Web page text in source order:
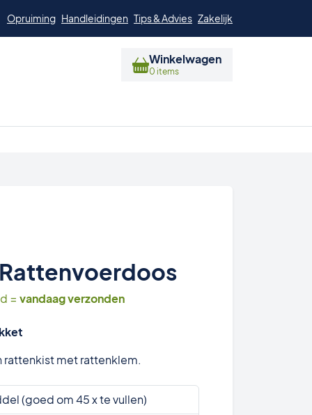
Opruiming Handleidingen Tips & Advies Zakelijk
Winkelwagen
0 items
= vandaag verzonden
rattenkist met rattenklem.
(goed om 45 x te vullen)